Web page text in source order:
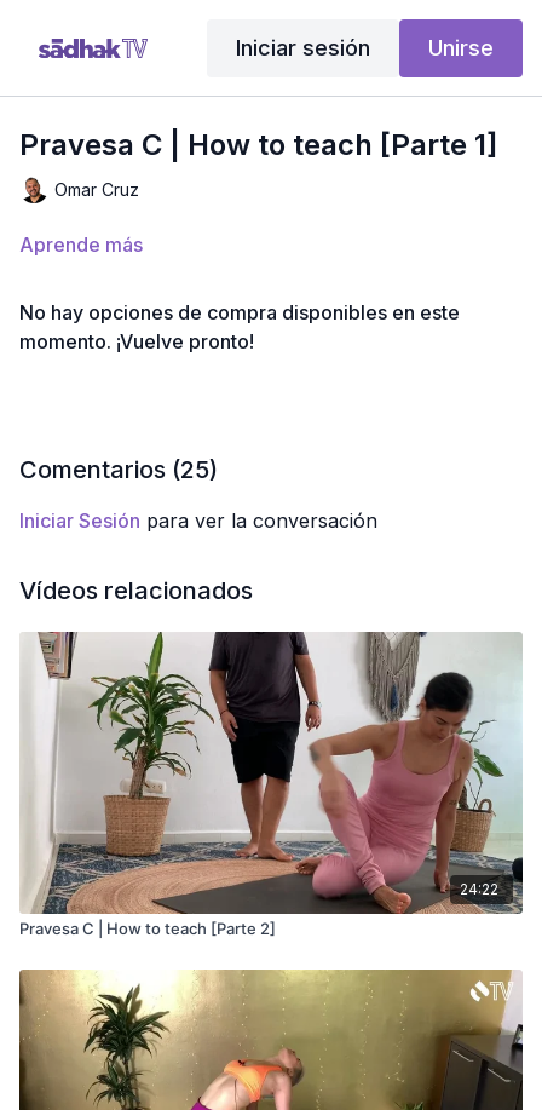
Iniciar sesión Unirse
Pravesa C | How to teach [Parte 1]
Omar Cruz
Aprende más
No hay opciones de compra disponibles en este
momento. ¡Vuelve pronto!
Comentarios (25)
Iniciar Sesión para ver la conversación
Vídeos relacionados
24:22
Pravesa C | How to teach [Parte 2]